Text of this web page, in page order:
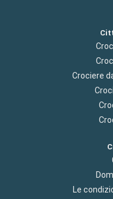
Crociere
Le